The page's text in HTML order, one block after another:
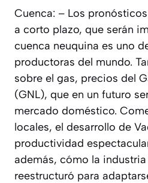
Cuenca: – Los
a corto plazo, que serán
cuenca neuquina es uno
productoras del mundo.
sobre el gas, precios del
(GNL), que en un futuro
mercado doméstico.
locales, el desarrollo de
productividad
además, cómo la
reestructuró para